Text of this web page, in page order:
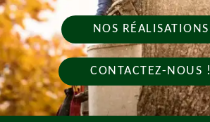
NOS RÉALISATIONS
CONTACTEZ-NOUS !